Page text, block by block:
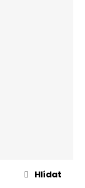
Hlídat